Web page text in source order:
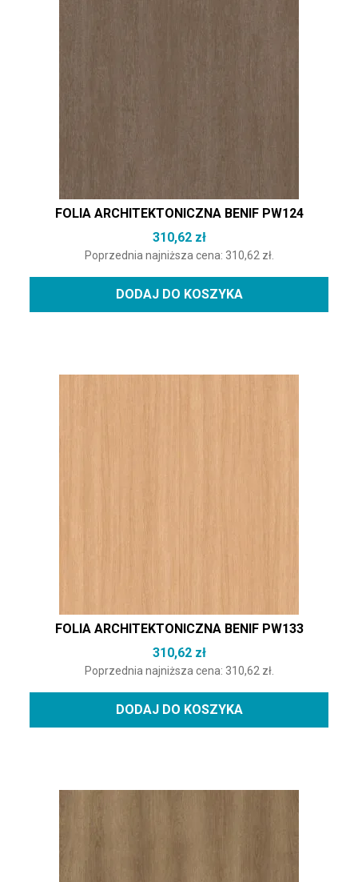
FOLIA ARCHITEKTONICZNA BENIF PW124
310,62 zł
Poprzednia najniższa cena: 310,62 zł.
DODAJ DO KOSZYKA
FOLIA ARCHITEKTONICZNA BENIF PW133
310,62 zł
Poprzednia najniższa cena: 310,62 zł.
DODAJ DO KOSZYKA